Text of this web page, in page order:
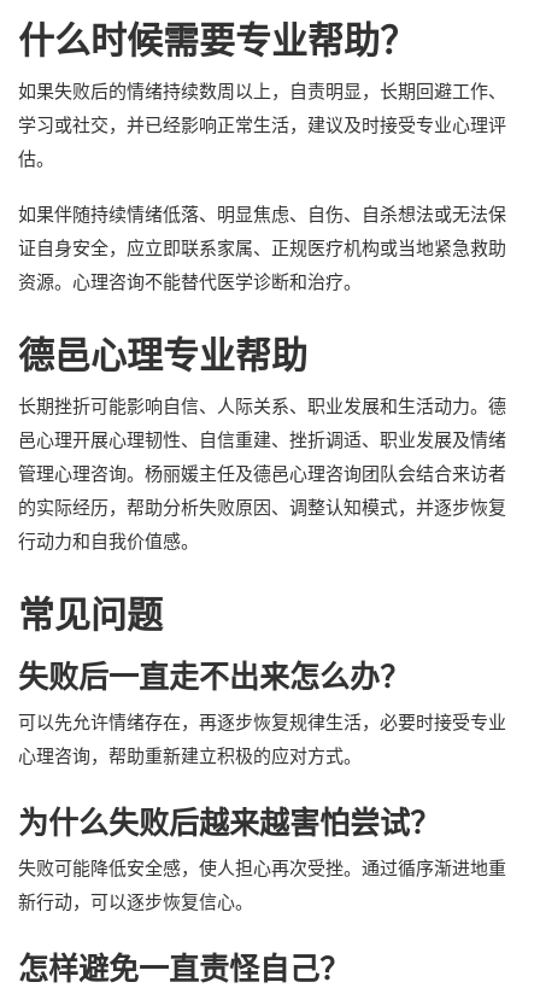
什么时候需要专业帮助？
如果失败后的情绪持续数周以上，自责明显，长期回避工作、
学习或社交，并已经影响正常生活，建议及时接受专业心理评
估。
如果伴随持续情绪低落、明显焦虑、自伤、自杀想法或无法保
证自身安全，应立即联系家属、正规医疗机构或当地紧急救助
资源。心理咨询不能替代医学诊断和治疗。
德邑心理专业帮助
长期挫折可能影响自信、人际关系、职业发展和生活动力。德
邑心理开展心理韧性、自信重建、挫折调适、职业发展及情绪
管理心理咨询。杨丽媛主任及德邑心理咨询团队会结合来访者
的实际经历，帮助分析失败原因、调整认知模式，并逐步恢复
行动力和自我价值感。
常见问题
失败后一直走不出来怎么办？
可以先允许情绪存在，再逐步恢复规律生活，必要时接受专业
心理咨询，帮助重新建立积极的应对方式。
为什么失败后越来越害怕尝试？
失败可能降低安全感，使人担心再次受挫。通过循序渐进地重
新行动，可以逐步恢复信心。
怎样避免一直责怪自己？